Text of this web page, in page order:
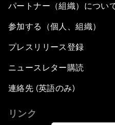
パートナー（組織）につい
参加する（個人、組織）
プレスリリース登録
ニュースレター購読
連絡先 (英語のみ)
リンク